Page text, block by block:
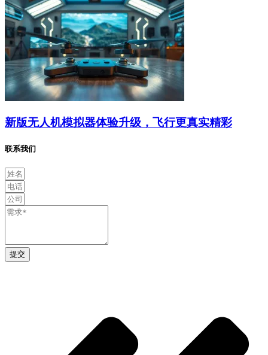
新版无人机模拟器体验升级，飞行更真实精彩
联系我们
提交